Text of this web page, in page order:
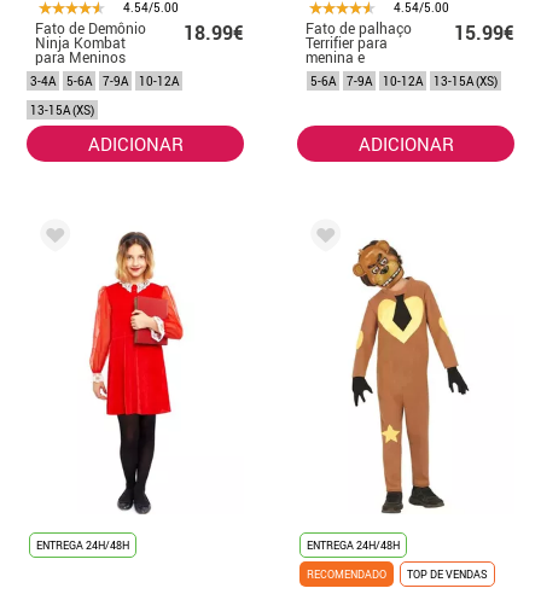
4.54/5.00
Fato de Demônio
Ninja Kombat
para Meninos
18.99€
3-4A 5-6A 7-9A
10-12A
13-15A (XS)
ADICIONAR
4.54/5.00
Fato de palhaço
Terrifier para
menina e
adolescente
15.99€
5-6A 7-9A 10-12A 13-15A (XS)
ADICIONAR
ENTREGA 24H/48H
ENTREGA 24H/48H
RECOMENDADO
TOP DE VENDAS